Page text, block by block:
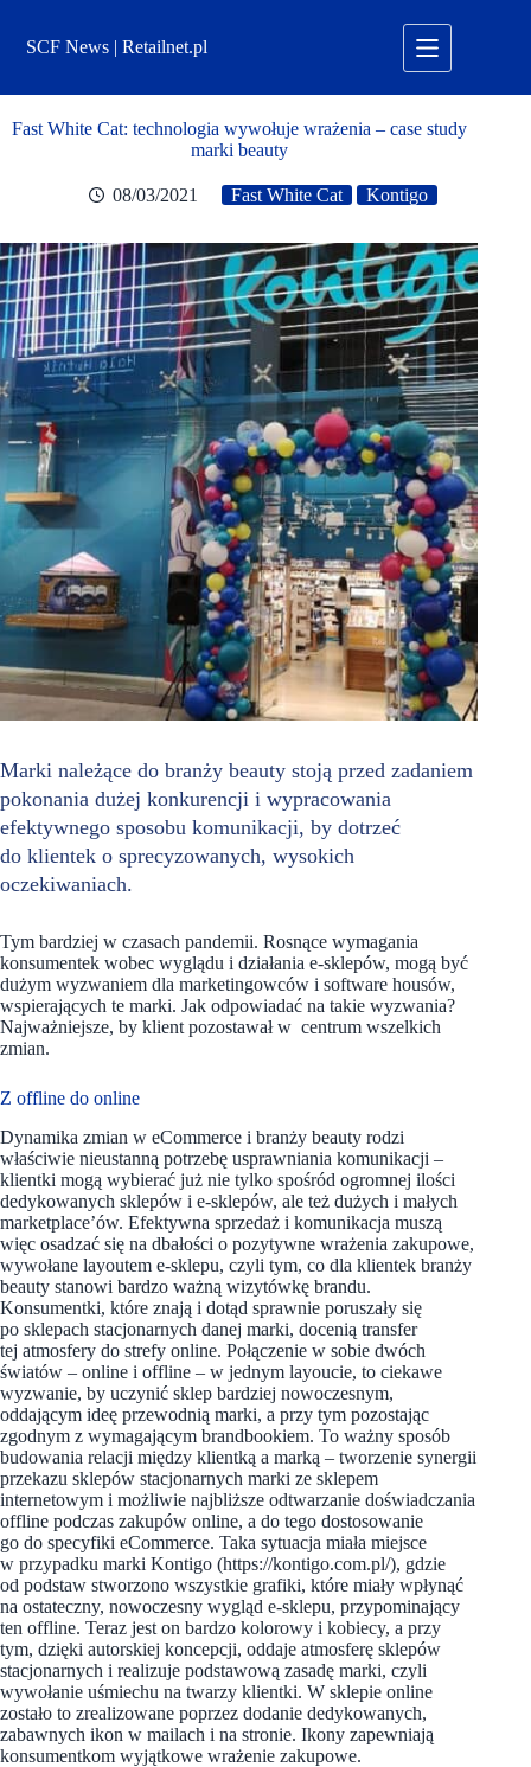
treściSCF News | Retailnet.pl
Fast White Cat: technologia wywołuje wrażenia – case study
marki beauty
08/03/2021 Fast White Cat Kontigo
Marki należące do branży beauty stoją przed zadaniem
pokonania dużej konkurencji i wypracowania
efektywnego sposobu komunikacji, by dotrzeć
do klientek o sprecyzowanych, wysokich
oczekiwaniach.
Tym bardziej w czasach pandemii. Rosnące wymagania
konsumentek wobec wyglądu i działania e-sklepów, mogą być
dużym wyzwaniem dla marketingowców i software housów,
wspierających te marki. Jak odpowiadać na takie wyzwania?
Najważniejsze, by klient pozostawał w centrum wszelkich
zmian.
Z offline do online
Dynamika zmian w eCommerce i branży beauty rodzi
właściwie nieustanną potrzebę usprawniania komunikacji –
klientki mogą wybierać już nie tylko spośród ogromnej ilości
dedykowanych sklepów i e-sklepów, ale też dużych i małych
marketplace’ów. Efektywna sprzedaż i komunikacja muszą
więc osadzać się na dbałości o pozytywne wrażenia zakupowe,
wywołane layoutem e-sklepu, czyli tym, co dla klientek branży
beauty stanowi bardzo ważną wizytówkę brandu.
Konsumentki, które znają i dotąd sprawnie poruszały się
po sklepach stacjonarnych danej marki, docenią transfer
tej atmosfery do strefy online. Połączenie w sobie dwóch
światów – online i offline – w jednym layoucie, to ciekawe
wyzwanie, by uczynić sklep bardziej nowoczesnym,
oddającym ideę przewodnią marki, a przy tym pozostając
zgodnym z wymagającym brandbookiem. To ważny sposób
budowania relacji między klientką a marką – tworzenie synergii
przekazu sklepów stacjonarnych marki ze sklepem
internetowym i możliwie najbliższe odtwarzanie doświadczania
offline podczas zakupów online, a do tego dostosowanie
go do specyfiki eCommerce. Taka sytuacja miała miejsce
w przypadku marki Kontigo (https://kontigo.com.pl/), gdzie
od podstaw stworzono wszystkie grafiki, które miały wpłynąć
na ostateczny, nowoczesny wygląd e-sklepu, przypominający
ten offline. Teraz jest on bardzo kolorowy i kobiecy, a przy
tym, dzięki autorskiej koncepcji, oddaje atmosferę sklepów
stacjonarnych i realizuje podstawową zasadę marki, czyli
wywołanie uśmiechu na twarzy klientki. W sklepie online
zostało to zrealizowane poprzez dodanie dedykowanych,
zabawnych ikon w mailach i na stronie. Ikony zapewniają
konsumentkom wyjątkowe wrażenie zakupowe.